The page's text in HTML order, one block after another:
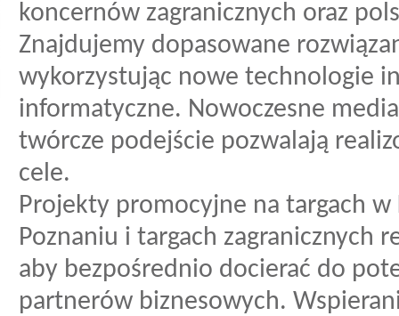
koncernów zagranicznych oraz
Znajdujemy dopasowane
wykorzystując nowe technologie
informatyczne. Nowoczesne
twórcze podejście pozwalają
cele.
Projekty promocyjne na targach w
Poznaniu i targach zagranicznych
aby bezpośrednio docierać do
partnerów biznesowych.